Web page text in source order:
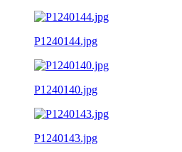
P1240144.jpg
P1240140.jpg
P1240143.jpg